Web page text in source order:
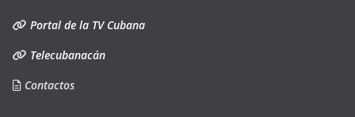
Portal de la TV Cubana
Telecubanacán
Contactos